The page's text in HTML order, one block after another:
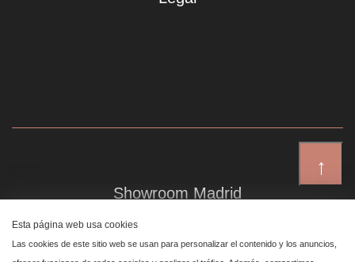
↑
Showroom Madrid
Plaza de Canalejas 6, 4 izq
Centro, 28014 Madrid
Esta página web usa cookies
Las cookies de este sitio web se usan para personalizar el contenido y los anuncios,